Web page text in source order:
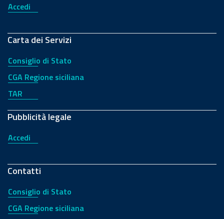
Accedi
Carta dei Servizi
Consiglio di Stato
CGA Regione siciliana
TAR
Pubblicità legale
Accedi
Contatti
Consiglio di Stato
CGA Regione siciliana